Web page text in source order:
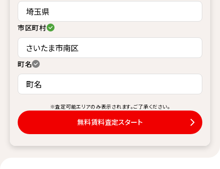
市区町村
町名
※査定可能エリアのみ表示されます。ご了承ください。
無料賃料査定スタート